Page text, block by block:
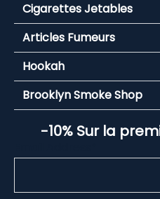
Cigarettes Jetables
Articles Fumeurs
Hookah
Brooklyn Smoke Shop
-10% Sur la